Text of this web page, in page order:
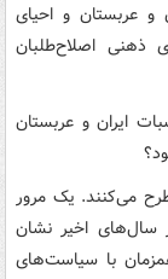
و عربستان و احیای
ذهنی اصلاح‌طلبان
ایران و عربستان
می‌کنند. یک مرور
سال‌های اخیر نشان
با سیاست‌های